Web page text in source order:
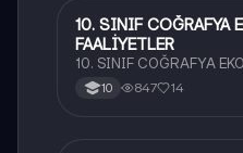
Coğrafya
10. SINIF COĞRAFYA
FAALİYETLER
10. SINIF COĞRAFYA
10 847 14